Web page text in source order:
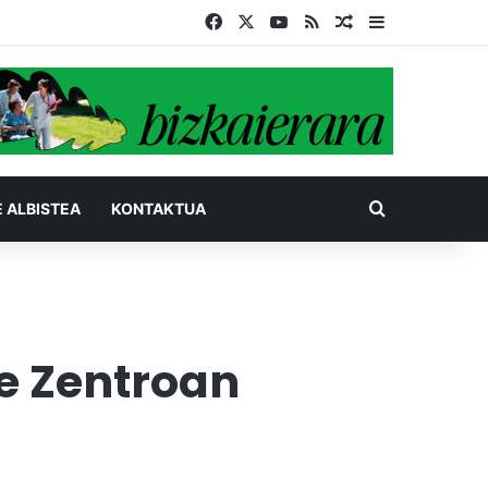
Facebook YouTube
RSS Ausazko
ALBISTEA KONTAKTUA Bilatu
Zentroan